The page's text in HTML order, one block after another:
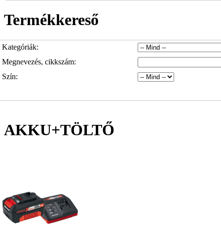
Termékkereső
Kategóriák:
Megnevezés, cikkszám:
Szín:
AKKU+TÖLTŐ